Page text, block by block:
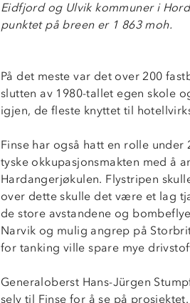
Eidfjord og Ulvik kommuner i
punktet på breen er 1 863 moh.
På det meste var det over 200
slutten av 1980-tallet egen skole
igjen, de fleste knyttet til
Finse har også hatt en rolle
tyske okkupasjonsmakten med å
Hardangerjøkulen. Flystripen
over dette skulle det være et lag
de store avstandene og
Narvik og mulig angrep på
for tanking ville spare mye
Generaloberst Hans-Jürgen
selv til Finse for å se på